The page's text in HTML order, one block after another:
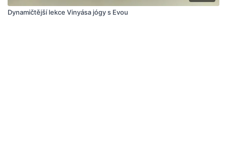
Dynamičtější lekce Vinyása jógy s Evou